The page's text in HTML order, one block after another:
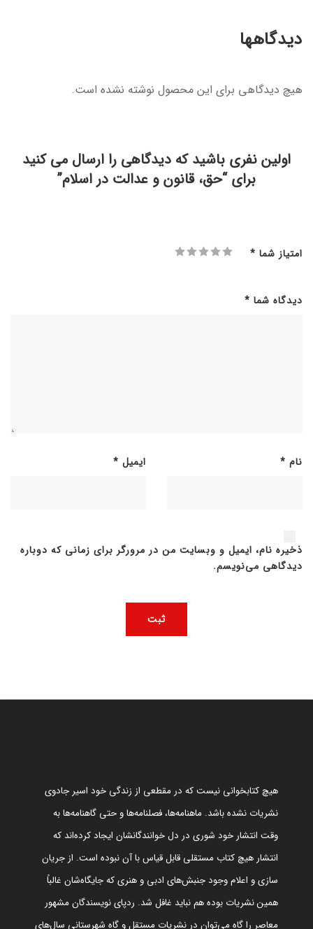
دیدگاهها
هیچ دیدگاهی برای این محصول نوشته نشده است.
اولین نفری باشید که دیدگاهی را ارسال می کنید
برای “حق، قانون و عدالت در اسلام”
امتیاز شما *
دیدگاه شما *
نام * ایمیل *
ذخیره نام، ایمیل و وبسایت من در مرورگر برای زمانی که دوباره
دیدگاهی می‌نویسم.
هیچ کتابخوانی نیست که در مقطعی از زندگی خود اسیر جادوی
نشریات نشده باشد. ماهنامه‌ها، فصلنامه‌ها و حتی گاهنامه‌ها به
وقت انتشار خود شوری در دل خوانندگانشان ایجاد کرده‌اند که
انتشار هیچ کتاب مستقلی قابل قیاس با آن نبوده است. از جریان
سازی و اعلام وجود جنبش‌های ادبی و هنری که جایگاه‌شان غالباً
همین نشریات بوده هم نباید غافل شد. ردپای نویسندگان مشهور
معاصر را گاه می‌توان در نشریات مستقل و گاه شهرستانی سال‌های